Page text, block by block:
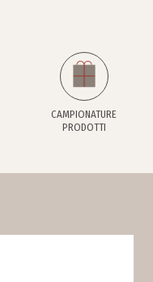
CAMPIONATURE
PRODOTTI